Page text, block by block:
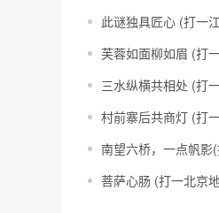
此谜独具匠心 (打一
芙蓉如面柳如眉 (打
三水纵横共相处 (打
村前寨后共商灯 (打
南望六桥，一点帆影
菩萨心肠 (打一北京